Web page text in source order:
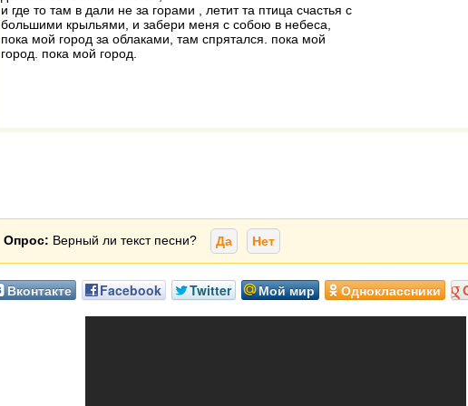
и где то там в дали не за горами , летит та птица счастья с
большими крыльями, и забери меня с собою в небеса,
пока мой город за облаками, там спрятался. пока мой
город. пока мой город.
Опрос: Верный ли текст песни? Да Нет
Вконтакте Facebook Twitter Мой мир Одноклассники